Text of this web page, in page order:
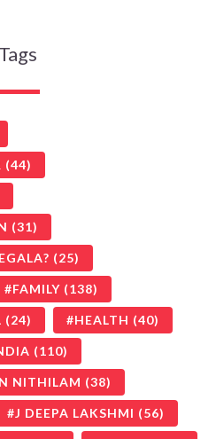
Tags
(44)
(31)
(25)
FAMILY (138)
(24) HEALTH (40)
(110)
NITHILAM (38)
J DEEPA LAKSHMI (56)